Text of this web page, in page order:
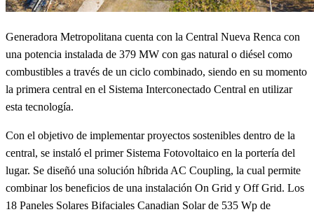
Generadora Metropolitana cuenta con la Central Nueva Renca con
una potencia instalada de 379 MW con gas natural o diésel como
combustibles a través de un ciclo combinado, siendo en su momento
la primera central en el Sistema Interconectado Central en utilizar
esta tecnología.
Con el objetivo de implementar proyectos sostenibles dentro de la
central, se instaló el primer Sistema Fotovoltaico en la portería del
lugar. Se diseñó una solución híbrida AC Coupling, la cual permite
combinar los beneficios de una instalación On Grid y Off Grid. Los
18 Paneles Solares Bifaciales Canadian Solar de 535 Wp de